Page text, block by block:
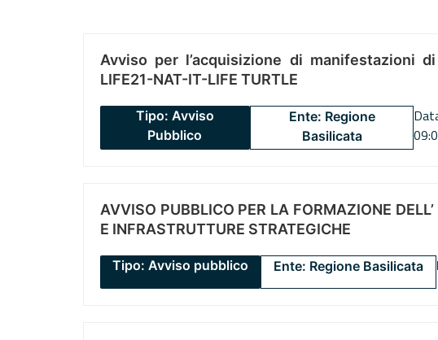
Avviso per l’acquisizione di manifestazioni
LIFE21-NAT-IT-LIFE TURTLE
Tipo: Avviso
Pubblico
Ente: Regione
Basilicata
AVVISO PUBBLICO PER LA FORMAZIONE
E INFRASTRUTTURE STRATEGICHE
Tipo: Avviso pubblico Ente: Regione Basilicata